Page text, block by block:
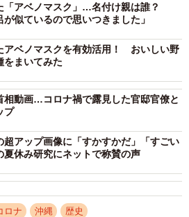
と元総理の言い回しをもじった
前はマスクがちまたになく、重
ます」「大切に使わせていただき
あります。
たのは、沖縄市の市立郷土博物館
新収蔵品展。2020年度に博物館が
お披露目したかたちで、布マスク
があります。
「アベノマスク」…名付け親は誰？
が似ているので思いつきました」
アベノマスクを有効活用！ おいしい野
をまいてみた
相動画…コロナ禍で露見した官邸官僚と
プ
超アップ画像に「すかすかだ」「すごい
休み研究にネットで称賛の声
ロナ 沖縄 歴史